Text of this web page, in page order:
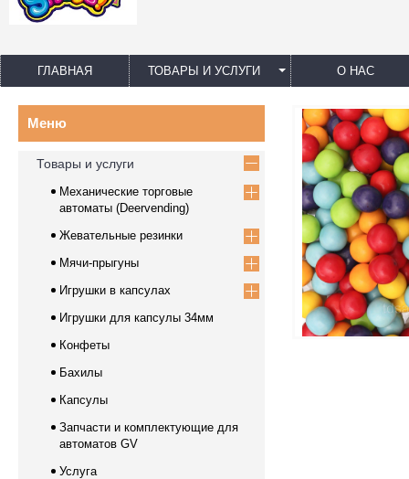
ГЛАВНАЯ ТОВАРЫ И УСЛУГИ О НАС
Товары и услуги
Механические торговые
автоматы (Deervending)
Жевательные резинки
Мячи-прыгуны
Игрушки в капсулах
Игрушки для капсулы 34мм
Конфеты
Бахилы
Капсулы
Запчасти и комплектующие для
автоматов GV
Услуга